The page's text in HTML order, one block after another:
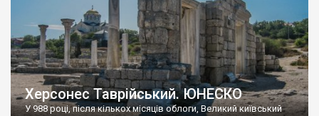
Херсонес Таврійський. ЮНЕСКО
У 988 році, після кількох місяців облоги, Великий київський